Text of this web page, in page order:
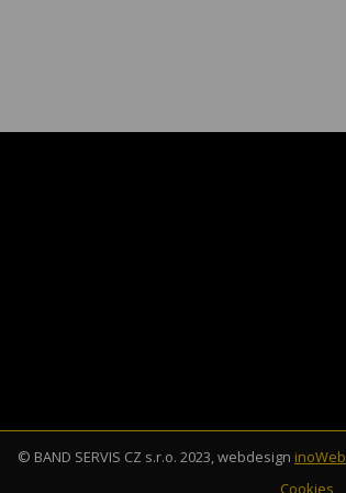
© BAND SERVIS CZ s.r.o. 2023, webdesign inoWeb
Cookies